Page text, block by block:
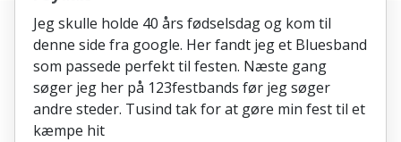
Jeg skulle holde 40 års fødselsdag og kom til
denne side fra google. Her fandt jeg et Bluesband
som passede perfekt til festen. Næste gang
søger jeg her på 123festbands før jeg søger
andre steder. Tusind tak for at gøre min fest til et
kæmpe hit